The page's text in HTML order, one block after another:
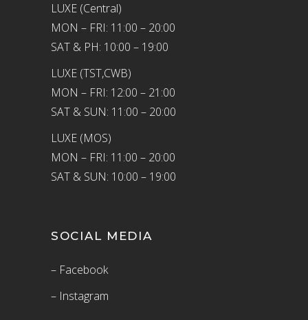
LUXE (Central)
MON – FRI: 11:00 – 20:00
SAT & PH: 10:00 – 19:00
LUXE (TST,CWB)
MON – FRI: 12:00 – 21:00
SAT & SUN: 11:00 – 20:00
LUXE (MOS)
MON – FRI: 11:00 – 20:00
SAT & SUN: 10:00 – 19:00
SOCIAL MEDIA
– Facebook
– Instagram